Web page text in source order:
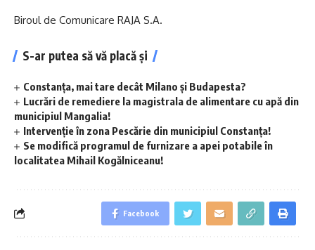
Biroul de Comunicare RAJA S.A.
S-ar putea să vă placă și
Constanța, mai tare decât Milano și Budapesta?
Lucrări de remediere la magistrala de alimentare cu apă din
municipiul Mangalia!
Intervenție în zona Pescărie din municipiul Constanța!
Se modifică programul de furnizare a apei potabile în
localitatea Mihail Kogălniceanu!
Facebook